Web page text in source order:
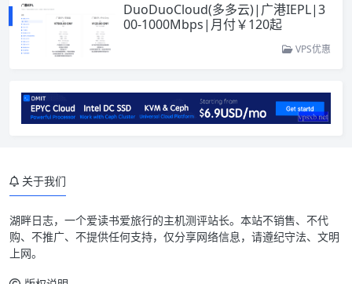
DuoDuoCloud(多多云)|广港IEPL|3
00-1000Mbps|月付￥120起
VPS优惠
关于我们
湖畔日志，一个爱读书爱旅行的主机测评站长。本站不销售、不代
购、不推广、不提供任何支持，仅分享网络信息，请遵纪守法、文明
上网。